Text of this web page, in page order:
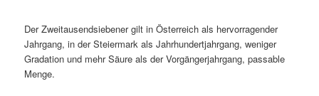
Der Zweitausendsiebener gilt in Österreich als hervorragender
Jahrgang, in der Steiermark als Jahrhundertjahrgang, weniger
Gradation und mehr Säure als der Vorgängerjahrgang, passable
Menge.